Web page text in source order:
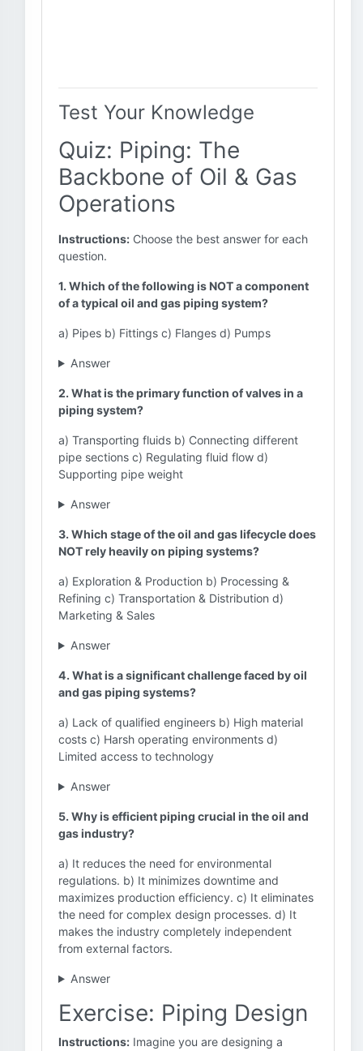
Test Your Knowledge
Quiz: Piping: The
Backbone of Oil & Gas
Operations
Instructions: Choose the best answer for each
question.
1. Which of the following is NOT a component
of a typical oil and gas piping system?
a) Pipes b) Fittings c) Flanges d) Pumps
Answer
2. What is the primary function of valves in a
piping system?
a) Transporting fluids b) Connecting different
pipe sections c) Regulating fluid flow d)
Supporting pipe weight
Answer
3. Which stage of the oil and gas lifecycle does
NOT rely heavily on piping systems?
a) Exploration & Production b) Processing &
Refining c) Transportation & Distribution d)
Marketing & Sales
Answer
4. What is a significant challenge faced by oil
and gas piping systems?
a) Lack of qualified engineers b) High material
costs c) Harsh operating environments d)
Limited access to technology
Answer
5. Why is efficient piping crucial in the oil and
gas industry?
a) It reduces the need for environmental
regulations. b) It minimizes downtime and
maximizes production efficiency. c) It eliminates
the need for complex design processes. d) It
makes the industry completely independent
from external factors.
Answer
Exercise: Piping Design
Instructions: Imagine you are designing a